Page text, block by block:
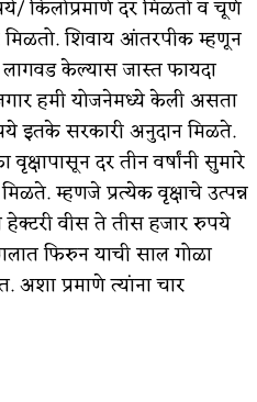
किलोप्रमाणे दर मिळतो व चूर्ण
शिवाय आंतरपीक म्हणून
केल्यास जास्त फायदा
हमी योजनेमध्ये केली असता
इतके सरकारी अनुदान मिळते.
दर तीन वर्षांनी सुमारे
म्हणजे प्रत्येक वृक्षाचे उत्पन्न
वीस ते तीस हजार रुपये
फिरुन याची साल गोळा
अशा प्रमाणे त्यांना चार